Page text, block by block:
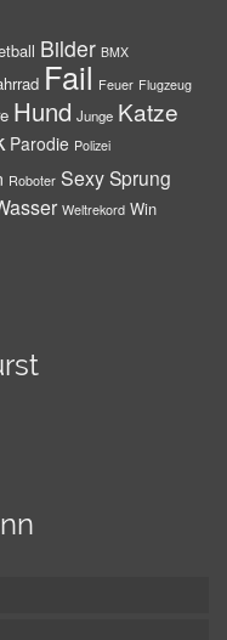
Bilder BMX
Fail Feuer Flugzeug
Hund Junge Katze
Parodie Polizei
Roboter SexySprung
Weltrekord Win